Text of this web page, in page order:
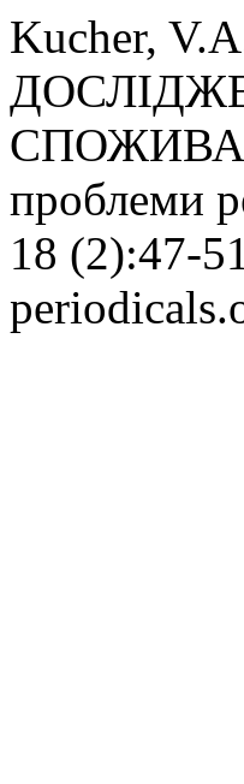
Kucher,
проблеми
18 (2):47-